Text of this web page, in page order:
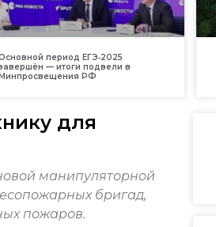
период ЕГЭ‑2025
— итоги подвели в
РФ
для
манипуляторной
бригад,
пожаров.